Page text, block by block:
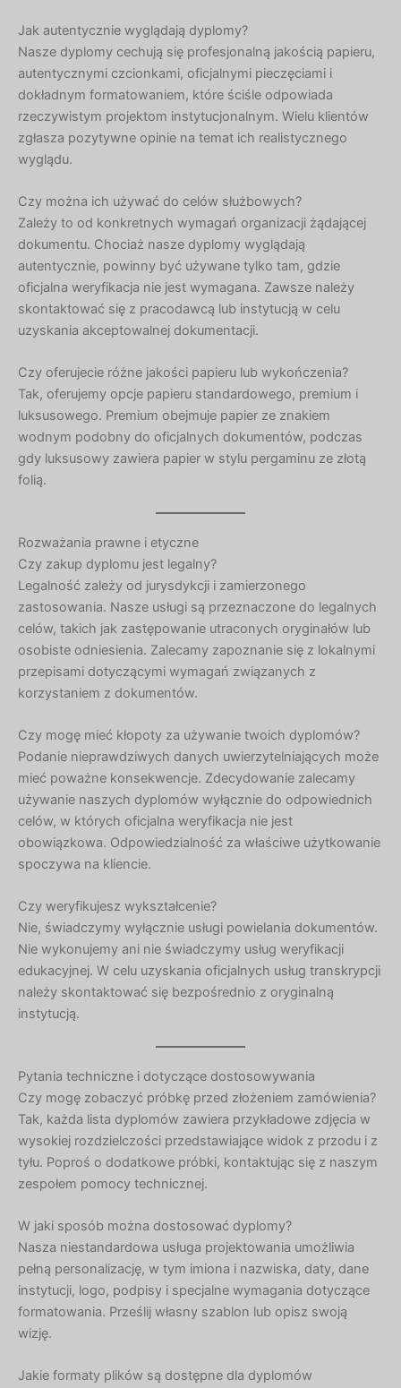
Jak autentycznie wyglądają dyplomy?
Nasze dyplomy cechują się profesjonalną jakością papieru,
autentycznymi czcionkami, oficjalnymi pieczęciami i
dokładnym formatowaniem, które ściśle odpowiada
rzeczywistym projektom instytucjonalnym. Wielu klientów
zgłasza pozytywne opinie na temat ich realistycznego
wyglądu.
Czy można ich używać do celów służbowych?
Zależy to od konkretnych wymagań organizacji żądającej
dokumentu. Chociaż nasze dyplomy wyglądają
autentycznie, powinny być używane tylko tam, gdzie
oficjalna weryfikacja nie jest wymagana. Zawsze należy
skontaktować się z pracodawcą lub instytucją w celu
uzyskania akceptowalnej dokumentacji.
Czy oferujecie różne jakości papieru lub wykończenia?
Tak, oferujemy opcje papieru standardowego, premium i
luksusowego. Premium obejmuje papier ze znakiem
wodnym podobny do oficjalnych dokumentów, podczas
gdy luksusowy zawiera papier w stylu pergaminu ze złotą
folią.
Rozważania prawne i etyczne
Czy zakup dyplomu jest legalny?
Legalność zależy od jurysdykcji i zamierzonego
zastosowania. Nasze usługi są przeznaczone do legalnych
celów, takich jak zastępowanie utraconych oryginałów lub
osobiste odniesienia. Zalecamy zapoznanie się z lokalnymi
przepisami dotyczącymi wymagań związanych z
korzystaniem z dokumentów.
Czy mogę mieć kłopoty za używanie twoich dyplomów?
Podanie nieprawdziwych danych uwierzytelniających może
mieć poważne konsekwencje. Zdecydowanie zalecamy
używanie naszych dyplomów wyłącznie do odpowiednich
celów, w których oficjalna weryfikacja nie jest
obowiązkowa. Odpowiedzialność za właściwe użytkowanie
spoczywa na kliencie.
Czy weryfikujesz wykształcenie?
Nie, świadczymy wyłącznie usługi powielania dokumentów.
Nie wykonujemy ani nie świadczymy usług weryfikacji
edukacyjnej. W celu uzyskania oficjalnych usług transkrypcji
należy skontaktować się bezpośrednio z oryginalną
instytucją.
Pytania techniczne i dotyczące dostosowywania
Czy mogę zobaczyć próbkę przed złożeniem zamówienia?
Tak, każda lista dyplomów zawiera przykładowe zdjęcia w
wysokiej rozdzielczości przedstawiające widok z przodu i z
tyłu. Poproś o dodatkowe próbki, kontaktując się z naszym
zespołem pomocy technicznej.
W jaki sposób można dostosować dyplomy?
Nasza niestandardowa usługa projektowania umożliwia
pełną personalizację, w tym imiona i nazwiska, daty, dane
instytucji, logo, podpisy i specjalne wymagania dotyczące
formatowania. Prześlij własny szablon lub opisz swoją
wizję.
Jakie formaty plików są dostępne dla dyplomów